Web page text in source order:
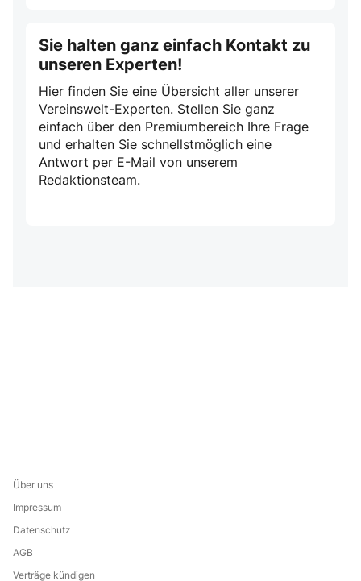
Sie halten ganz einfach Kontakt zu
unseren Experten!
Hier finden Sie eine Übersicht aller unserer
Vereinswelt-Experten. Stellen Sie ganz
einfach über den Premiumbereich Ihre Frage
und erhalten Sie schnellstmöglich eine
Antwort per E-Mail von unserem
Redaktionsteam.
Über uns
Impressum
Datenschutz
AGB
Verträge kündigen